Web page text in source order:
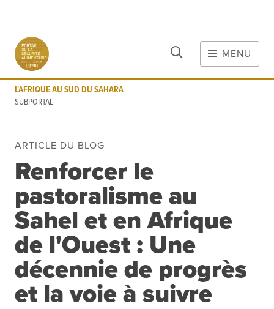
Aller au contenu principal
MENU
L'AFRIQUE AU SUD DU SAHARA
SUBPORTAL
L'AFRIQUE AU SUD DU SAHARA
SUBPORTAL
Risques de Crise
COVID-19
Outils Évènements
INFORMATIONS
Données
Ressources
Cours de Formation
ARTICLE DU BLOG
Renforcer le
pastoralisme au
Sahel et en Afrique
de l'Ouest : Une
décennie de progrès
et la voie à suivre